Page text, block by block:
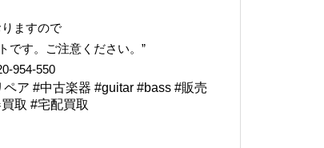
ますので
です。ご注意ください。”
954-550
ア #中古楽器 #guitar #bass #販売
取 #宅配買取